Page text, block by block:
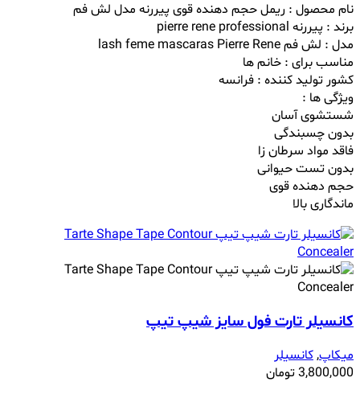
نام محصول : ریمل حجم دهنده قوی پیررنه مدل لش فم
برند : پیررنه pierre rene professional
مدل : لش فم lash feme mascaras Pierre Rene
مناسب برای : خانم ها
کشور تولید کننده : فرانسه
ویژگی ها :
شستشوی آسان
بدون چسبندگی
فاقد مواد سرطان زا
بدون تست حیوانی
حجم دهنده قوی
ماندگاری بالا
کانسیلر تارت فول سایز شیپ تیپ
میکاپ,کانسیلر
3,800,000تومان